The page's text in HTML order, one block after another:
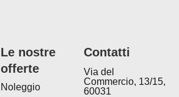
Le nostre
offerte
Noleggio
Contatti
Via del
Commercio, 13/15,
60031